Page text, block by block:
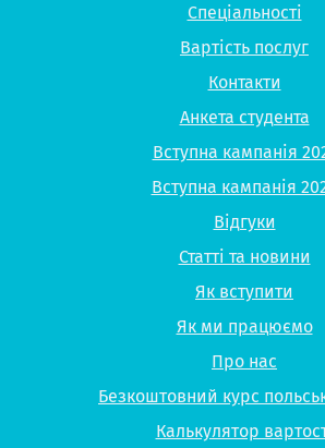
Спеціальності
Вартість послуг
Контакти
Анкета студента
Вступна кампанія
Вступна кампанія
Відгуки
Статті та новини
Як вступити
Як ми працюємо
Про нас
Безкоштовний курс
Калькулятор